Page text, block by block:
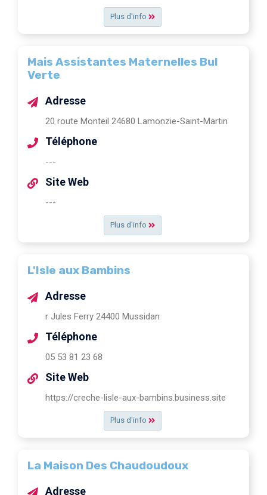
Plus d'info
Mais Assistantes Maternelles Bul
Verte
Plus d'info
Adresse
20 route Monteil 24680 Lamonzie-Saint-Martin
Téléphone
---
Site Web
---
L'Isle aux Bambins
Plus d'info
Adresse
r Jules Ferry 24400 Mussidan
Téléphone
05 53 81 23 68
Site Web
https://creche-lisle-aux-bambins.business.site
La Maison Des Chaudoudoux
Adresse